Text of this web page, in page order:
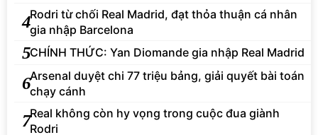
4Rodri từ chối Real Madrid, đạt thỏa thuận cá nhân
gia nhập Barcelona
5CHÍNH THỨC: Yan Diomande gia nhập Real Madrid
6Arsenal duyệt chi 77 triệu bảng, giải quyết bài toán
chạy cánh
7Real không còn hy vọng trong cuộc đua giành
Rodri